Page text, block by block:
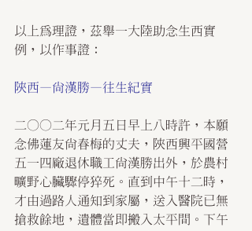
以上為理證，茲舉一大陸助念生西實
例，以作事證：
陜西—尚漢勝—往生紀實
二○○二年元月五日早上八時許，本願
念佛蓮友尚春梅的丈夫，陜西興平國營
五一四廠退休職工尚漢勝出外，於農村
曠野心臟驟停猝死。直到中午十二時，
才由過路人通知到家屬，送入醫院已無
搶救餘地，遺體當即搬入太平間。下午